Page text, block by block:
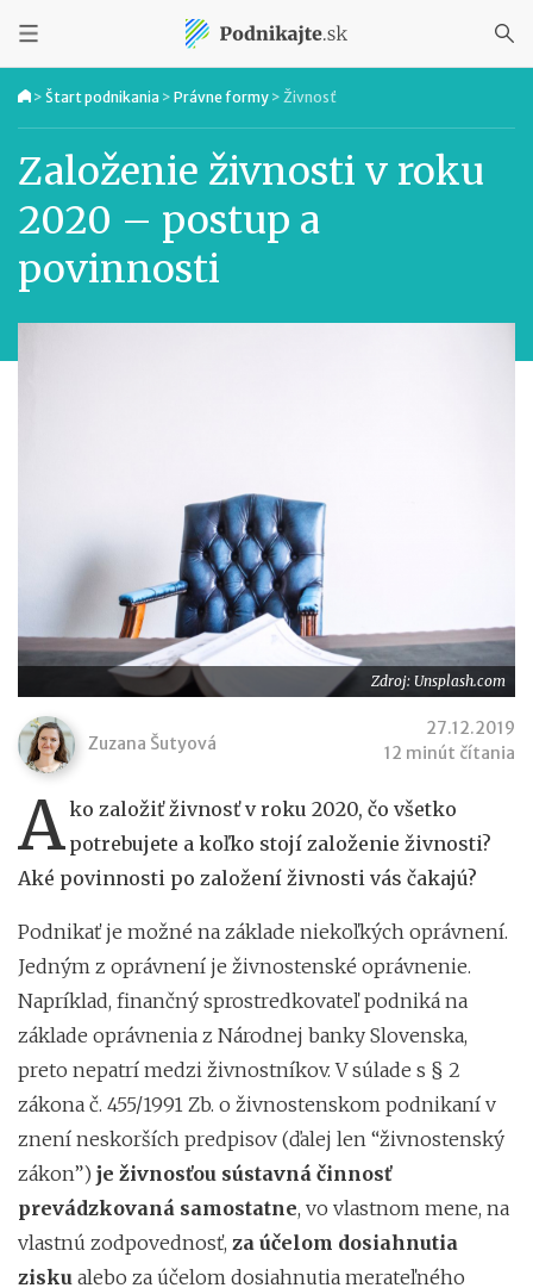
> Štart podnikania > Právne formy > Živnosť
Založenie živnosti v roku
2020 – postup a
povinnosti
Zdroj: Unsplash.com
Zuzana Šutyová
27.12.2019
12 minút čítania
Ako založiť živnosť v roku 2020, čo všetko
potrebujete a koľko stojí založenie živnosti?
Aké povinnosti po založení živnosti vás čakajú?
Podnikať je možné na základe niekoľkých oprávnení.
Jedným z oprávnení je živnostenské oprávnenie.
Napríklad, finančný sprostredkovateľ podniká na
základe oprávnenia z Národnej banky Slovenska,
preto nepatrí medzi živnostníkov. V súlade s § 2
zákona č. 455/1991 Zb. o živnostenskom podnikaní v
znení neskorších predpisov (ďalej len “živnostenský
zákon”) je živnosťou sústavná činnosť
prevádzkovaná samostatne, vo vlastnom mene, na
vlastnú zodpovednosť, za účelom dosiahnutia
zisku alebo za účelom dosiahnutia merateľného